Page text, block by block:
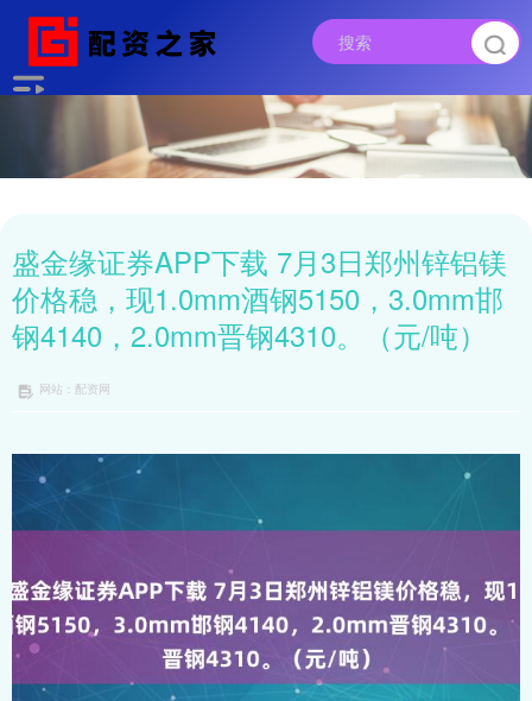
盛金缘证券APP下载 7月3日郑州锌铝镁
价格稳，现1.0mm酒钢5150，3.0mm邯
钢4140，2.0mm晋钢4310。（元/吨）
网站：配资网